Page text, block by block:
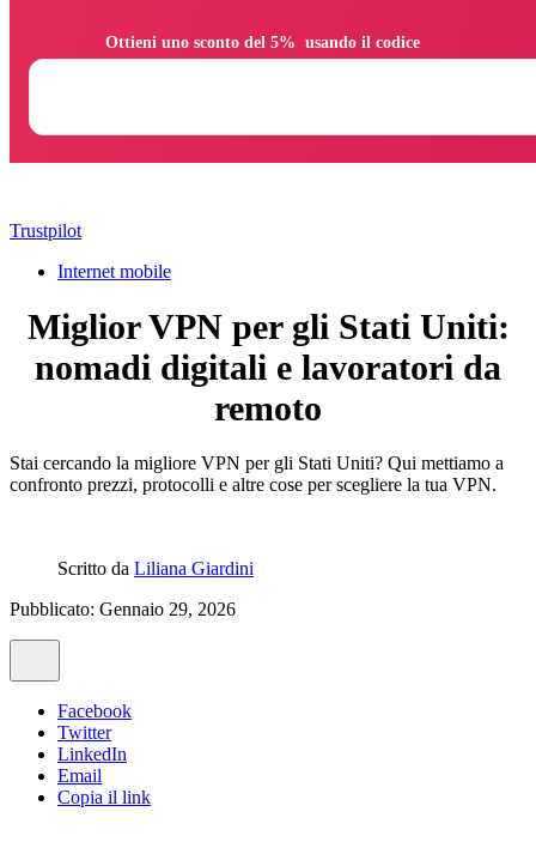
Trustpilot
Internet mobile
Miglior VPN per gli Stati Uniti:
nomadi digitali e lavoratori da
remoto
Stai cercando la migliore VPN per gli Stati Uniti? Qui mettiamo a
confronto prezzi, protocolli e altre cose per scegliere la tua VPN.
Scritto da Liliana Giardini
Pubblicato: Gennaio 29, 2026
Facebook
Twitter
LinkedIn
Email
Copia il link